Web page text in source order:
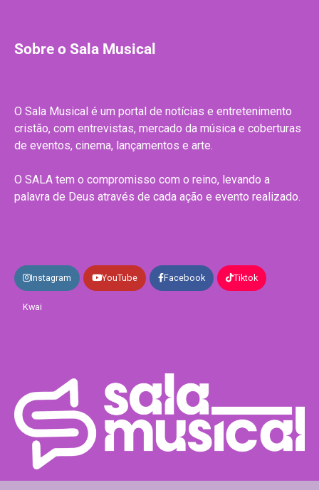
Sobre o Sala Musical
O Sala Musical é um portal de notícias e entretenimento
cristão, com entrevistas, mercado da música e coberturas
de eventos, cinema, lançamentos e arte.
O SALA tem o compromisso com o reino, levando a
palavra de Deus através de cada ação e evento realizado.
Instagram YouTube Facebook Tiktok
Kwai